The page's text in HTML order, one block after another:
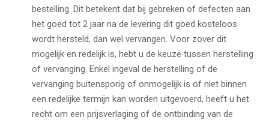
bestelling. Dit betekent dat bij gebreken of defecten aan
het goed tot 2 jaar na de levering dit goed kosteloos
wordt hersteld, dan wel vervangen. Voor zover dit
mogelijk en redelijk is, hebt u de keuze tussen herstelling
of vervanging. Enkel ingeval de herstelling of de
vervanging buitensporig of onmogelijk is of niet binnen
een redelijke termijn kan worden uitgevoerd, heeft u het
recht om een prijsverlaging of de ontbinding van de